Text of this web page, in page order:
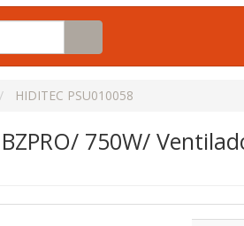
HIDITEC PSU010058
750W/